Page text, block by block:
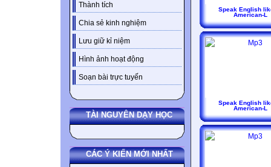
Thành tích
Chia sẻ kinh nghiệm
Lưu giữ kỉ niệm
Hình ảnh hoạt động
Soạn bài trực tuyến
TÀI NGUYÊN DẠY HỌC
CÁC Ý KIẾN MỚI NHẤT
Speak English
American-L
Speak English
American-L